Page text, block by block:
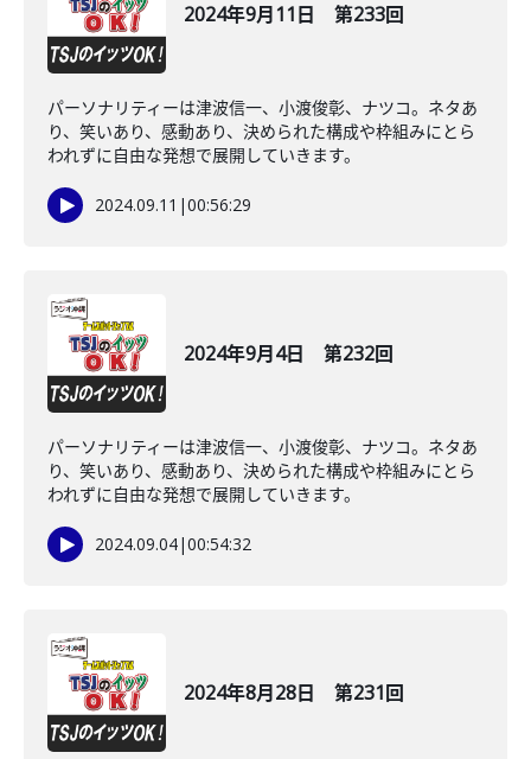
2024年9月11日 第233回
パーソナリティーは津波信一、小渡俊彰、ナツコ。ネタあ
り、笑いあり、感動あり、決められた構成や枠組みにとら
われずに自由な発想で展開していきます。
2024.09.11 |00:56:29
2024年9月4日 第232回
パーソナリティーは津波信一、小渡俊彰、ナツコ。ネタあ
り、笑いあり、感動あり、決められた構成や枠組みにとら
われずに自由な発想で展開していきます。
2024.09.04|00:54:32
2024年8月28日 第231回